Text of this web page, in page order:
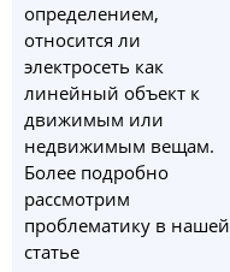
определением,
относится ли
электросеть как
линейный объект к
движимым или
недвижимым вещам.
Более подробно
рассмотрим
проблематику в нашей
статье